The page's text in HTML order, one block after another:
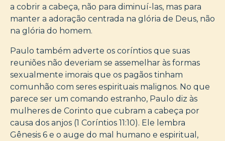
a cobrir a cabeça, não para diminuí-las, mas para
manter a adoração centrada na glória de Deus, não
na glória do homem.
Paulo também adverte os coríntios que suas
reuniões não deveriam se assemelhar às formas
sexualmente imorais que os pagãos tinham
comunhão com seres espirituais malignos. No que
parece ser um comando estranho, Paulo diz às
mulheres de Corinto que cubram a cabeça por
causa dos anjos (1 Coríntios 11:10). Ele lembra
Gênesis 6 e o auge do mal humano e espiritual,